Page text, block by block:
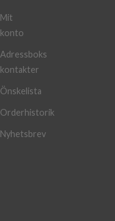
Mit
konto
Adressboks
kontakter
Önskelista
Orderhistorik
Nyhetsbrev